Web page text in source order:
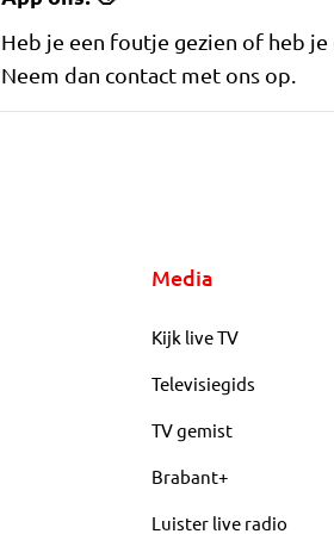
Heb je een foutje gezien of heb
Neem dan contact met ons op.
Media
Kijk live TV
Televisiegids
TV gemist
Brabant+
Luister live radio